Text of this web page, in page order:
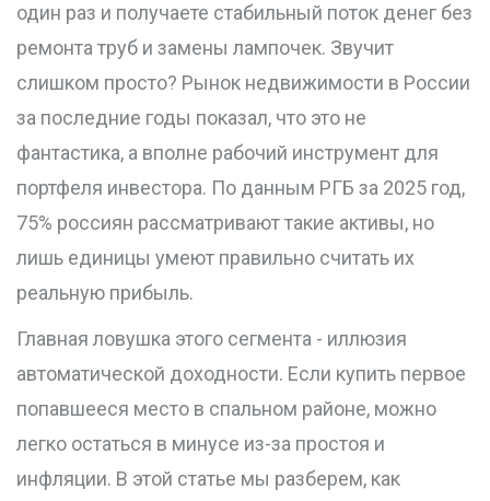
один раз и получаете стабильный поток денег без
ремонта труб и замены лампочек. Звучит
слишком просто? Рынок недвижимости в России
за последние годы показал, что это не
фантастика, а вполне рабочий инструмент для
портфеля инвестора. По данным РГБ за 2025 год,
75% россиян рассматривают такие активы, но
лишь единицы умеют правильно считать их
реальную прибыль.
Главная ловушка этого сегмента - иллюзия
автоматической доходности. Если купить первое
попавшееся место в спальном районе, можно
легко остаться в минусе из-за простоя и
инфляции. В этой статье мы разберем, как